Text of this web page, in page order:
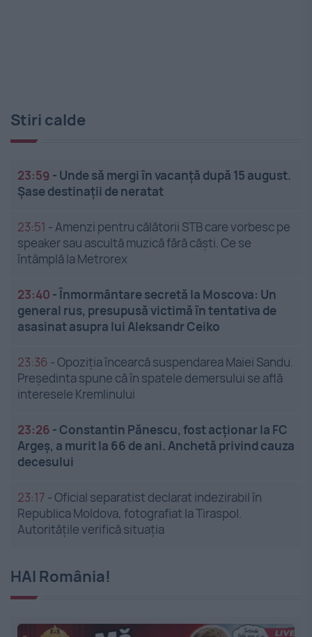
Stiri calde
23:59 - Unde să mergi în vacanță după 15 august.
Șase destinații de neratat
23:51 -Amenzi pentru călătorii STB care vorbesc pe
speaker sau ascultă muzică fără căști. Ce se
întâmplă la Metrorex
23:40 -Înmormântare secretă la Moscova: Un
general rus, presupusă victimă în tentativa de
asasinat asupra lui Aleksandr Ceiko
23:36 -Opoziția încearcă suspendarea Maiei Sandu.
Președinta spune că în spatele demersului se află
interesele Kremlinului
23:26 -Constantin Pănescu, fost acționar la FC
Argeș, a murit la 66 de ani. Anchetă privind cauza
decesului
23:17 -Oficial separatist declarat indezirabil în
Republica Moldova, fotografiat la Tiraspol.
Autoritățile verifică situația
HAI România!